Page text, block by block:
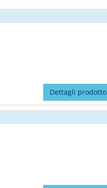
Dettagli prodotto